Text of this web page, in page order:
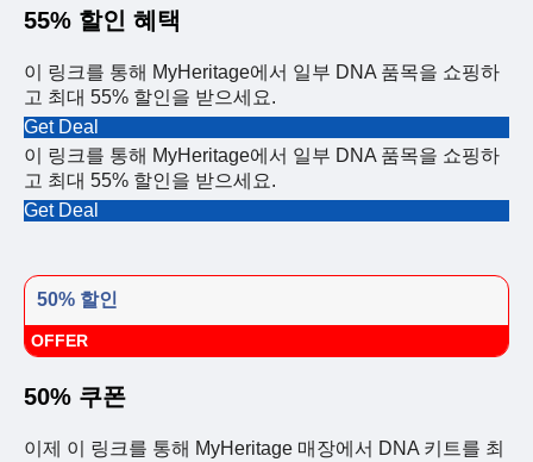
55% 할인 혜택
이 링크를 통해 MyHeritage에서 일부 DNA 품목을 쇼핑하
고 최대 55% 할인을 받으세요.
Get Deal
이 링크를 통해 MyHeritage에서 일부 DNA 품목을 쇼핑하
고 최대 55% 할인을 받으세요.
Get Deal
50% 할인
OFFER
50% 쿠폰
이제 이 링크를 통해 MyHeritage 매장에서 DNA 키트를 최